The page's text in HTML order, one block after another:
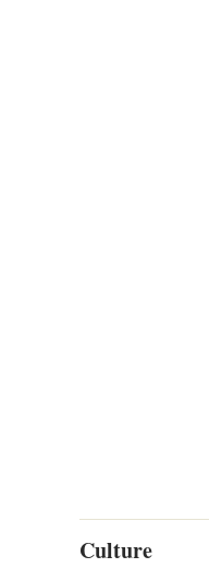
Culture